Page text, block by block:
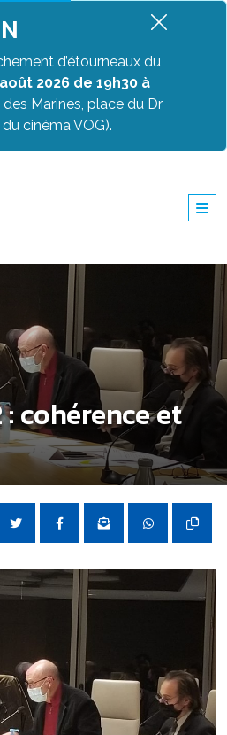
d’étourneaux du
2026 de 19h30 à
Marines, place du Dr
cinéma VOG).
cohérence et